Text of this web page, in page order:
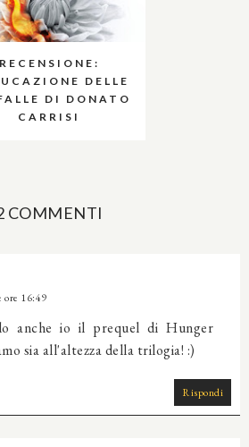
RECENSIONE:
DELLE
DI DONATO
CARRISI
COMMENTI
ore 16:49
anche io il prequel di Hunger
sia all'altezza della trilogia! :)
Rispondi